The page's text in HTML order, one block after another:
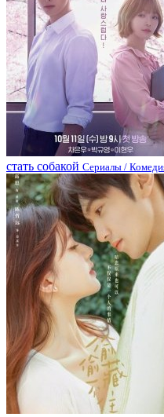
стать собакой Сериалы /